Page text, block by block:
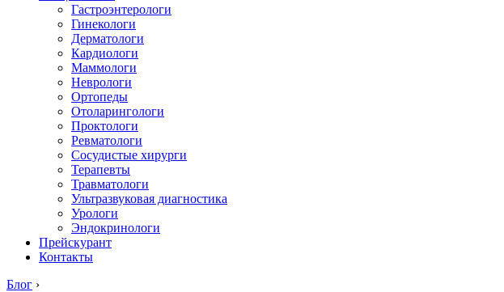
Гастроэнтерологи
Гинекологи
Дерматологи
Кардиологи
Маммологи
Неврологи
Ортопеды
Отоларингологи
Проктологи
Ревматологи
Сосудистые хирурги
Терапевты
Травматологи
Ультразвуковая диагностика
Урологи
Эндокринологи
Прейскурант
Контакты
Блог ›